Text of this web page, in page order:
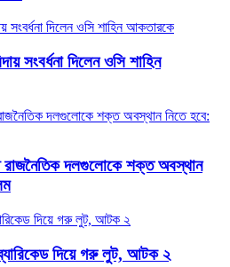
সংবর্ধনা দিলেন ওসি শাহিন
রাজনৈতিক দলগুলোকে শক্ত অবস্থান
দিয়ে গরু লুট, আটক ২